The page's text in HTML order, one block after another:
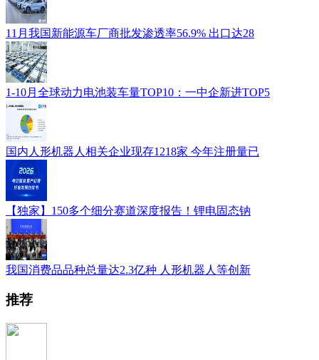
11月我国新能源车厂商批发渗透率56.9% 出口达28
1-10月全球动力电池装车量TOP10：一中企新进TOP5
国内人形机器人相关企业现存1218家 今年注册量已
【独家】150多个细分赛道深度报告！锂电固态钠
我国消费品品种总量达2.3亿种 人形机器人等创新
推荐